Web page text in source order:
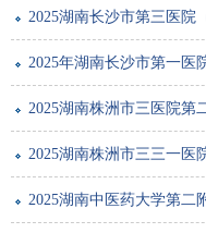
2025湖南长沙市第三医院
2025年湖南长沙市第一医
2025湖南株洲市三医院第
2025湖南株洲市三三一医
2025湖南中医药大学第二